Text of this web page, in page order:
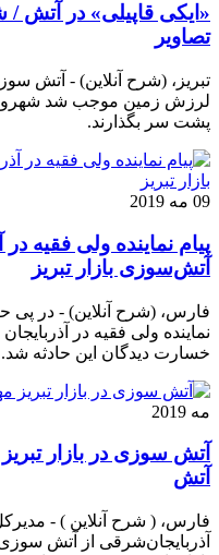
«ایکی قاپیلی» در آتش /
تصاویر
تبریز، (شرح آنلاین) - آتش
لرزش زمین موجب شد
پشت سر بگذارند.
09 مه 2019
پیام نماینده ولی فقیه
آتش‌سوزی بازار تبریز
فارس، (شرح آنلاین) - در پی
نماینده ولی فقیه در
خسارت دیدگان این حادثه شد.
مه 2019
آتش سوزی در بازار
آتش
فارس، ( شرح آنلاین ) -
آذربایجان‌شرقی از آتش